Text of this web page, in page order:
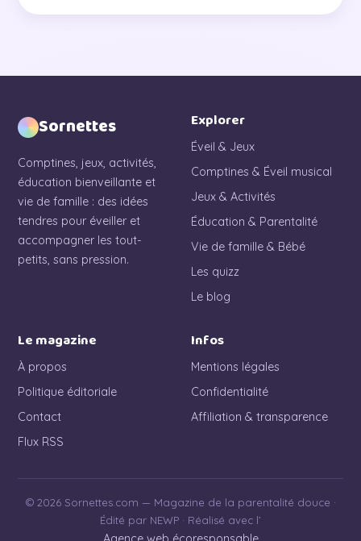
Sornettes
Comptines, jeux, activités,
éducation bienveillante et
vie de famille : des idées
tendres pour éveiller et
accompagner les tout-
petits, sans pression.
Explorer
Éveil & Jeux
Comptines & Éveil musical
Jeux & Activités
Éducation & Parentalité
Vie de famille & Bébé
Les quizz
Le blog
Le magazine
À propos
Politique éditoriale
Contact
Flux RSS
Infos
Mentions légales
Confidentialité
Affiliation & transparence
© 2026 Sornettes.com — Magazine de la parentalité douce ·
Édité par NEWP · Réalisé avec l’